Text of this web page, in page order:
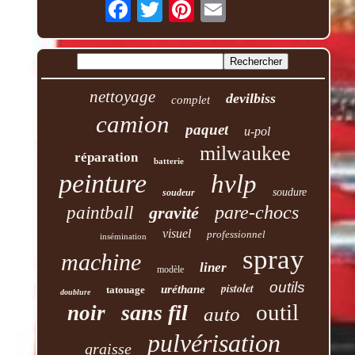
nettoyage complet devilbiss
camion paquet u-pol
réparation batterie milwaukee
peinture soudeur hvlp soudure
paintball gravité pare-chocs
insémination visuel professionnel
machine modèle liner spray
doublure tatouage uréthane pistolet outils
noir sans fil auto outil
graisse pulvérisation